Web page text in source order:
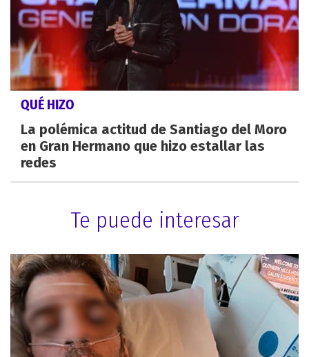
QUÉ HIZO
La polémica actitud de Santiago del Moro
en Gran Hermano que hizo estallar las
redes
Te puede interesar